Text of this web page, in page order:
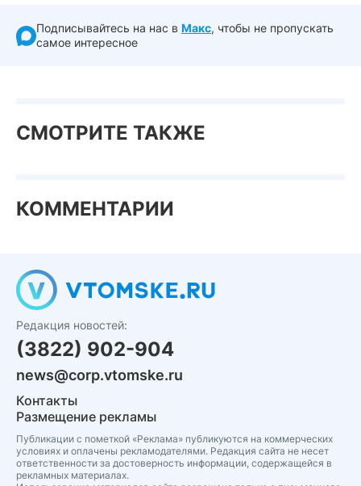
Подписывайтесь на нас в Макс, чтобы не пропускать
самое интересное
СМОТРИТЕ ТАКЖЕ
КОММЕНТАРИИ
Редакция новостей:
(3822) 902-904
news@corp.vtomske.ru
Контакты
Размещение рекламы
Публикации с пометкой «Реклама» публикуются на коммерческих
условиях и оплачены рекламодателями. Редакция сайта не несет
ответственности за достоверность информации, содержащейся в
рекламных материалах.